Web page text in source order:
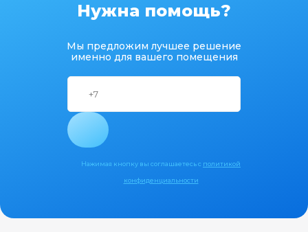
Нужна помощь?
Мы предложим лучшее решение
именно для вашего помещения
Нажимая кнопку вы соглашаетесь с политикой
конфиденциальности